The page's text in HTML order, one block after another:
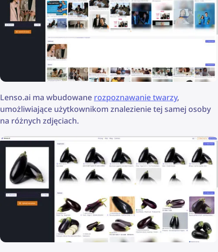
Lenso.ai ma wbudowane rozpoznawanie twarzy,
umożliwiające użytkownikom znalezienie tej samej osoby
na różnych zdjęciach.